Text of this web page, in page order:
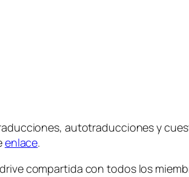
autotraducciones y
enlace.
compartida con todos los